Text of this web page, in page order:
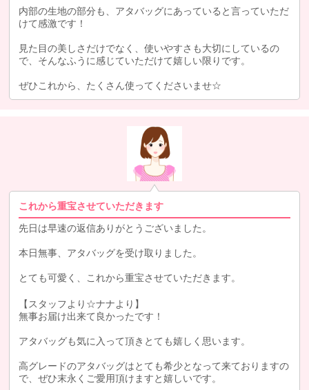
内部の生地の部分も、アタバッグにあっていると言っていただ
けて感激です！
見た目の美しさだけでなく、使いやすさも大切にしているの
で、そんなふうに感じていただけて嬉しい限りです。
ぜひこれから、たくさん使ってくださいませ☆
これから重宝させていただきます
先日は早速の返信ありがとうございました。
本日無事、アタバッグを受け取りました。
とても可愛く、これから重宝させていただきます。
【スタッフより☆ナナより】
無事お届け出来て良かったです！
アタバッグも気に入って頂きとても嬉しく思います。
高グレードのアタバッグはとても希少となって来ておりますの
で、ぜひ末永くご愛用頂けますと嬉しいです。